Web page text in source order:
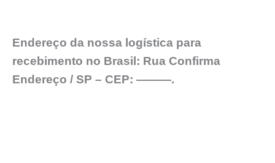
Endereço da nossa logística para
recebimento no Brasil: Rua Confirma
Endereço / SP – CEP: ———.